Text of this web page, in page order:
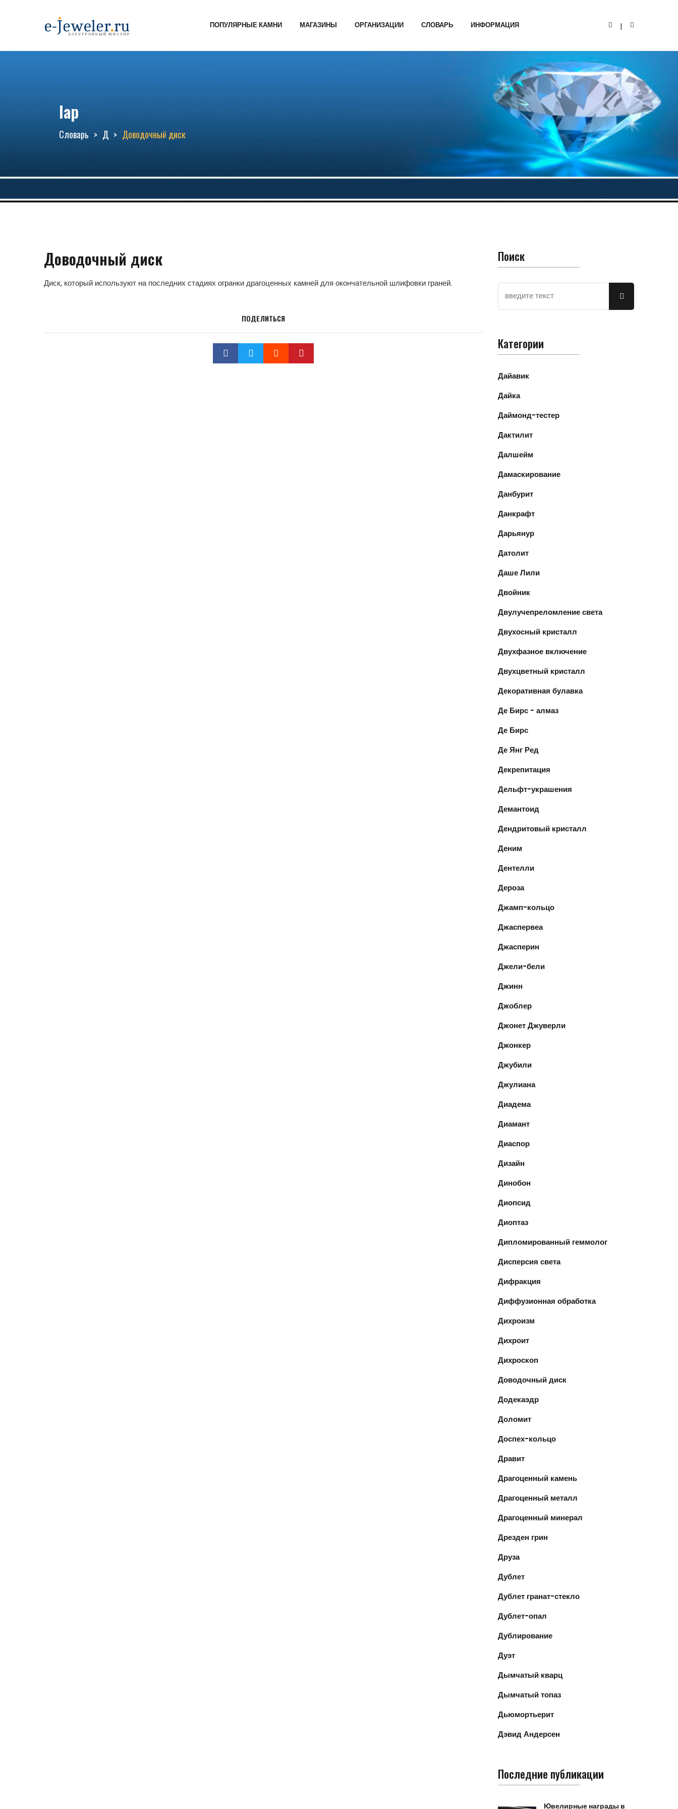
ПОПУЛЯРНЫЕ КАМНИ МАГАЗИНЫ ОРГАНИЗАЦИИ СЛОВАРЬ ИНФОРМАЦИЯ
lap
Словарь Д Доводочный диск
Доводочный диск
Диск, который используют на последних стадиях огранки драгоценных камней для окончательной шлифовки граней.
ПОДЕЛИТЬСЯ
Поиск
Категории
Дайавик
Дайка
Даймонд-тестер
Дактилит
Далшейм
Дамаскирование
Данбурит
Данкрафт
Дарьянур
Датолит
Даше Лили
Двойник
Двулучепреломление света
Двухосный кристалл
Двухфазное включение
Двухцветный кристалл
Декоративная булавка
Де Бирс - алмаз
Де Бирс
Де Янг Ред
Декрепитация
Дельфт-украшения
Демантоид
Дендритовый кристалл
Деним
Дентелли
Дероза
Джамп-кольцо
Джаспервеа
Джасперин
Джели-бели
Джинн
Джоблер
Джонет Джуверли
Джонкер
Джубили
Джулиана
Диадема
Диамант
Диаспор
Дизайн
Динобон
Диопсид
Диоптаз
Дипломированный геммолог
Дисперсия света
Дифракция
Диффузионная обработка
Дихроизм
Дихроит
Дихроскоп
Доводочный диск
Додекаэдр
Доломит
Доспех-кольцо
Дравит
Драгоценный камень
Драгоценный металл
Драгоценный минерал
Дрезден грин
Друза
Дублет
Дублет гранат-стекло
Дублет-опал
Дублирование
Дуэт
Дымчатый кварц
Дымчатый топаз
Дьюмортьерит
Дэвид Андерсен
Последние публикации
Ювелирные награды в